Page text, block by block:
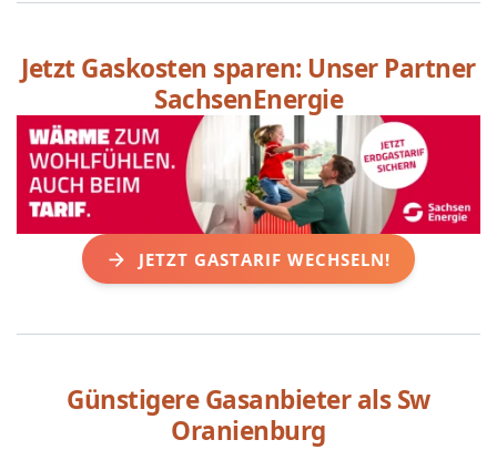
Jetzt Gaskosten sparen: Unser Partner
SachsenEnergie
JETZT GASTARIF WECHSELN!
Günstigere Gasanbieter alsSw
Oranienburg